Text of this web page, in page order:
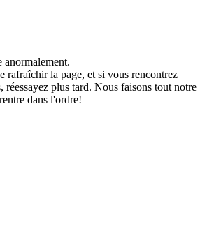
anormalement.
rafraîchir la page, et si vous rencontrez
réessayez plus tard. Nous faisons tout notre
dans l'ordre!